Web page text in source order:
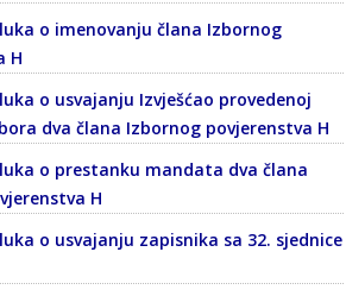
o imenovanju člana Izbornog
H
o usvajanju Izvješćao provedenoj
dva člana Izbornog povjerenstva H
o prestanku mandata dva člana
H
o usvajanju zapisnika sa 32. sjednice